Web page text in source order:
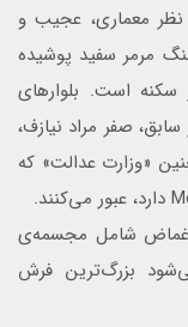
نظر معماری، عجیب و
مرمر سفید پوشیده
است. بلوارهای
صفر مراد نیازف،
«وزارت عدالت» که
اغماض شامل مجسمه‌ی
بزرگ‌ترین فرش